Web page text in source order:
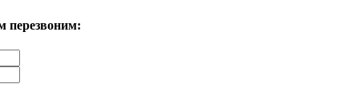
перезвоним: